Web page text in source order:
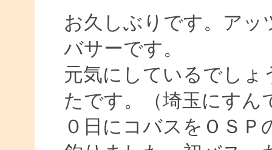
お久しぶりです。アッ
バサーです。
元気にしているでしょ
たです。（埼玉にすん
０日にコバスをＯＳ